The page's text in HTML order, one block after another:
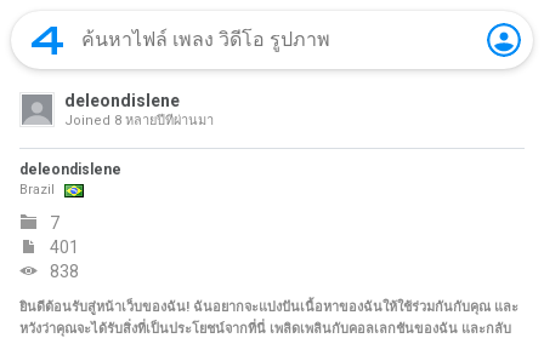
deleondislene
Joined 8 หลายปีที่ผ่านมา
deleondislene
Brazil
7
401
838
ยินดีต้อนรับสู่หน้าเว็บของฉัน! ฉันอยากจะแบ่งปันเนื้อหาของฉันให้ใช้ร่วมกันกับคุณ และ
หวังว่าคุณจะได้รับสิ่งที่เป็นประโยชน์จากที่นี่ เพลิดเพลินกับคอลเลกชันของฉัน และกลับ